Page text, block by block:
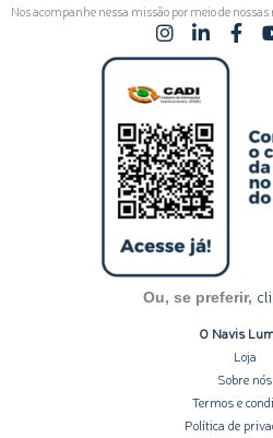
Nos acompanhe nessa missão por meio de nossas
I
n
t
a
g
r
a
m
L
i
k
e
d
i
n
-
i
n
F
a
Ou, se preferir,
O Navis
Loja
Sobre nós
Termos e
Política de